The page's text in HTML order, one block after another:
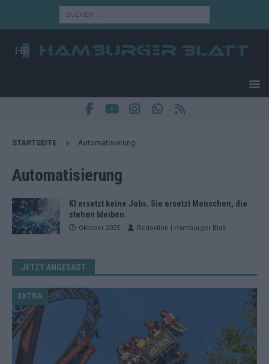
STARTSEITE Automatisierung
Automatisierung
KI ersetzt keine Jobs. Sie ersetzt Menschen, die
stehen bleiben.
Oktober 2025 Redaktion | Hamburger Blatt
JETZT ANGESAGT
EXTRA